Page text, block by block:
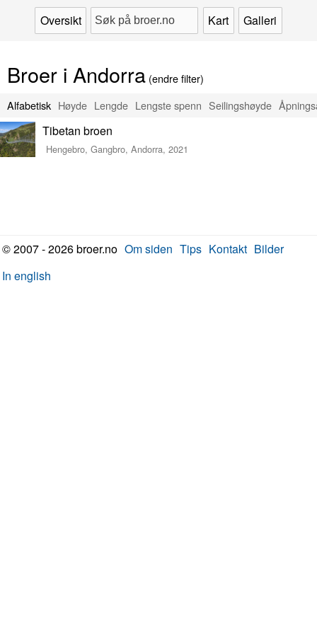
Oversikt Kart Galleri
Broer i Andorra (endre filter)
Alfabetisk Høyde Lengde Lengste spenn Seilingshøyde
Tibetan broen
Hengebro, Gangbro, Andorra, 2021
© 2007 - 2026 broer.no Om siden Tips Kontakt Bilder
In english